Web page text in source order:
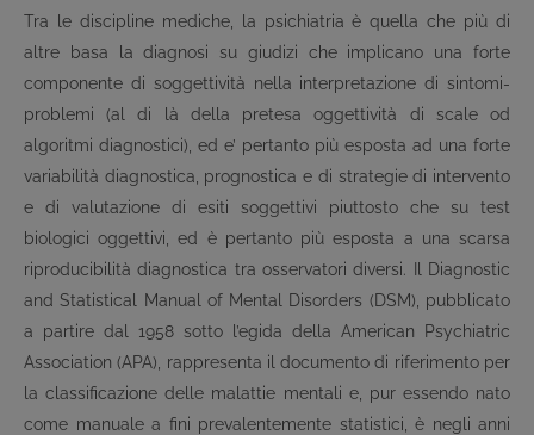
Tra le discipline mediche, la psichiatria è quella che più di
altre basa la diagnosi su giudizi che implicano una forte
componente di soggettività nella interpretazione di sintomi-
problemi (al di là della pretesa oggettività di scale od
algoritmi diagnostici), ed e’ pertanto più esposta ad una forte
variabilità diagnostica, prognostica e di strategie di intervento
e di valutazione di esiti soggettivi piuttosto che su test
biologici oggettivi, ed è pertanto più esposta a una scarsa
riproducibilità diagnostica tra osservatori diversi. Il Diagnostic
and Statistical Manual of Mental Disorders (DSM), pubblicato
a partire dal 1958 sotto l’egida della American Psychiatric
Association (APA), rappresenta il documento di riferimento per
la classificazione delle malattie mentali e, pur essendo nato
come manuale a fini prevalentemente statistici, è negli anni